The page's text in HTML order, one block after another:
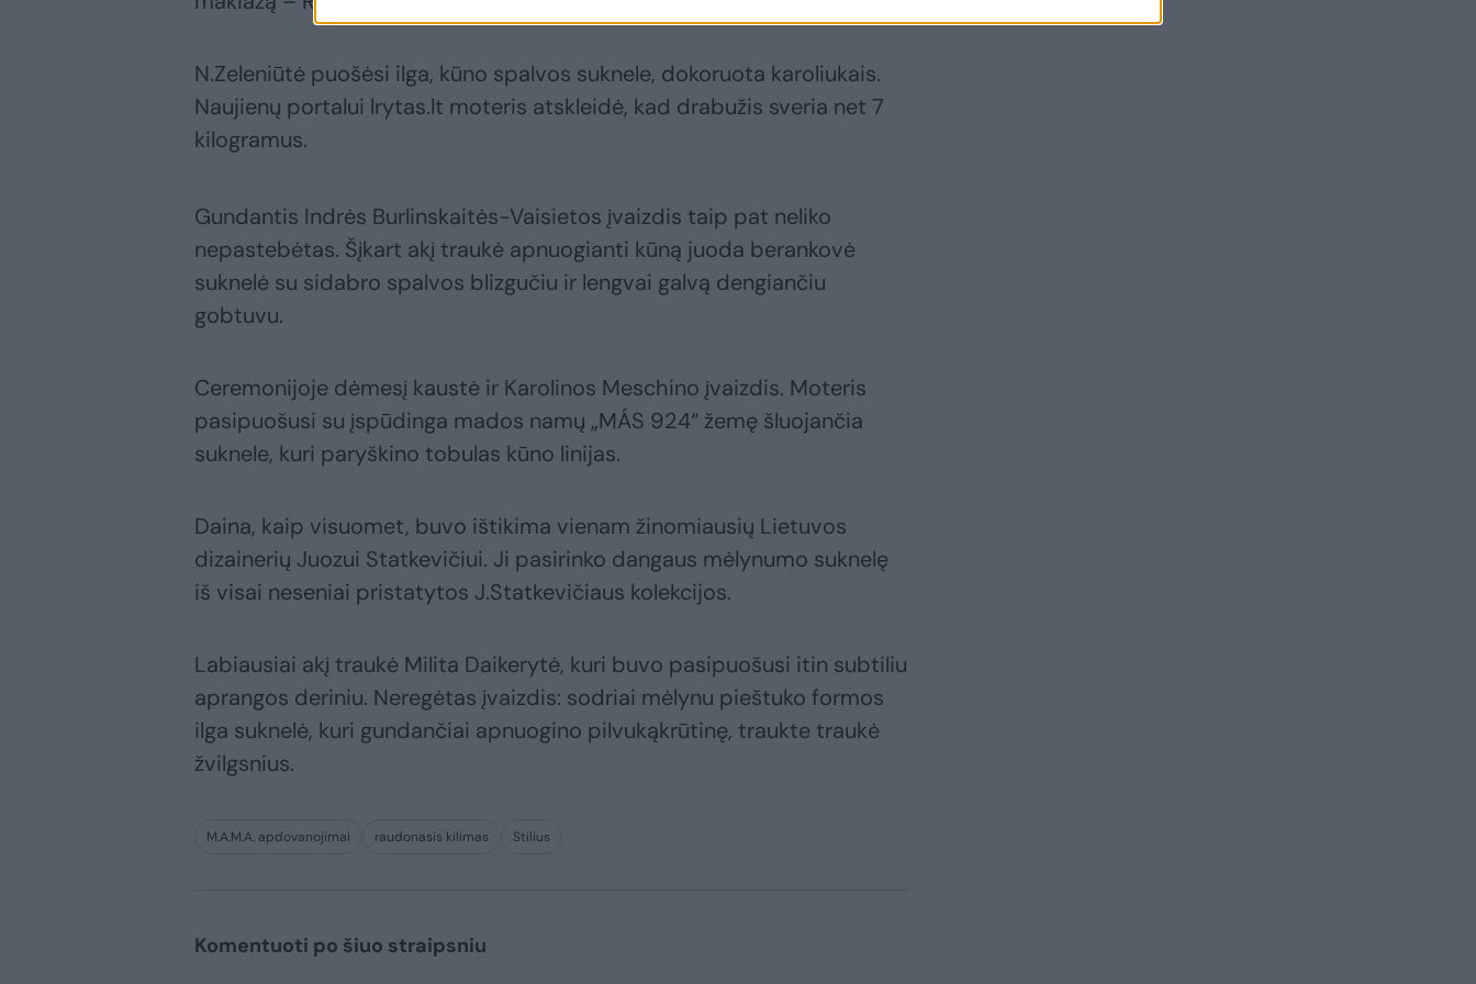
N.Zeleniūtė puošėsi ilga, kūno spalvos suknele, dokoruota karoliukais.
Naujienų portalui lrytas.lt moteris atskleidė, kad drabužis sveria net 7
kilogramus.
Gundantis Indrės Burlinskaitės-Vaisietos įvaizdis taip pat neliko
nepastebėtas. Šįkart akį traukė apnuogianti kūną juoda berankovė
suknelė su sidabro spalvos blizgučiu ir lengvai galvą dengiančiu
gobtuvu.
Ceremonijoje dėmesį kaustė ir Karolinos Meschino įvaizdis. Moteris
pasipuošusi su įspūdinga mados namų „MÁS 924“ žemę šluojančia
suknele, kuri paryškino tobulas kūno linijas.
Daina, kaip visuomet, buvo ištikima vienam žinomiausių Lietuvos
dizainerių Juozui Statkevičiui. Ji pasirinko dangaus mėlynumo suknelę
iš visai neseniai pristatytos J.Statkevičiaus kolekcijos.
Labiausiai akį traukė Milita Daikerytė, kuri buvo pasipuošusi itin subtiliu
aprangos deriniu. Neregėtas įvaizdis: sodriai mėlynu pieštuko formos
ilga suknelė, kuri gundančiai apnuogino pilvukąkrūtinę, traukte traukė
žvilgsnius.
M.A.M.A. apdovanojimai raudonasis kilimas Stilius
Komentuoti po šiuo straipsniu